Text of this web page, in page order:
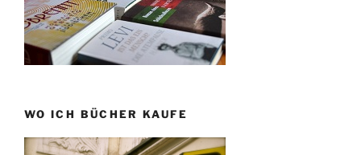
WO ICH BÜCHER KAUFE